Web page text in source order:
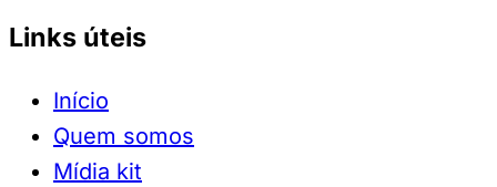
Links úteis
Início
Quem somos
Mídia kit